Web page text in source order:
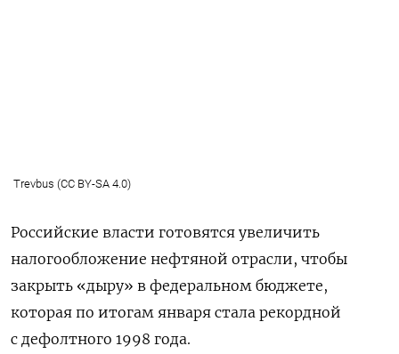
Trevbus (CC BY-SA 4.0)
Российские власти готовятся увеличить
налогообложение нефтяной отрасли, чтобы
закрыть «дыру» в федеральном бюджете,
которая по итогам января стала рекордной
с дефолтного 1998 года.